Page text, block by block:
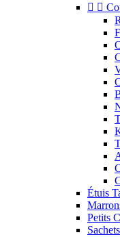
 
Étuis
Petits